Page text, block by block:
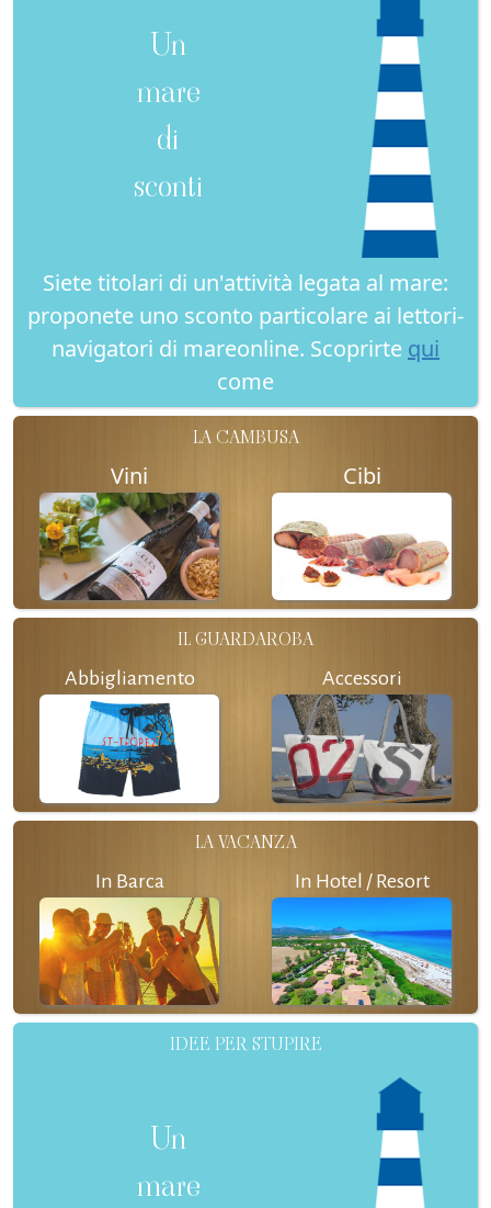
Un
mare
di
sconti
Siete titolari di un'attività legata al mare:
proponete uno sconto particolare ai lettori-
navigatori di mareonline. Scoprirte qui
come
LA CAMBUSA
Vini Cibi
IL GUARDAROBA
Abbigliamento Accessori
LA VACANZA
In Barca In Hotel / Resort
IDEE PER STUPIRE
Un
mare